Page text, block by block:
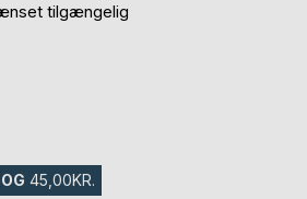
tilgængelig
45,00KR.